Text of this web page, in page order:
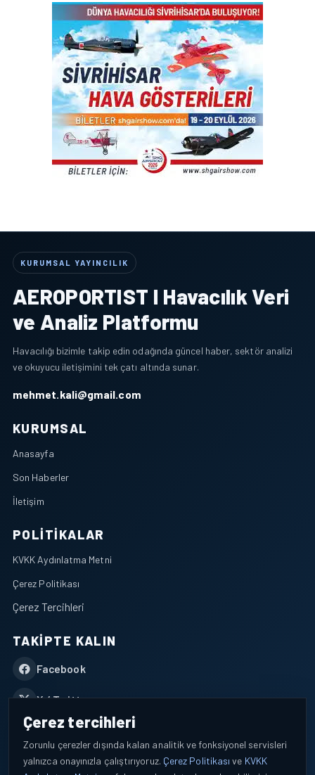
KURUMSAL YAYINCILIK
AEROPORTIST I Havacılık Veri
ve Analiz Platformu
Havacılığı bizimle takip edin odağında güncel haber, sektör analizi
ve okuyucu iletişimini tek çatı altında sunar.
mehmet.kali@gmail.com
KURUMSAL
Anasayfa
Son Haberler
İletişim
POLITIKALAR
KVKK Aydınlatma Metni
Çerez Politikası
Çerez Tercihleri
TAKIPTE KALIN
Facebook
X / Twitter
YouTube
WhatsApp
Çerez tercihleri
Zorunlu çerezler dışında kalan analitik ve fonksiyonel servisleri
yalnızca onayınızla çalıştırıyoruz. Çerez Politikası ve KVKK